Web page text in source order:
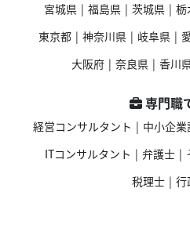
宮城県 | 福島県 | 茨城県 | 栃
東京都 | 神奈川県 | 岐阜県 |
大阪府 | 奈良県 | 香川
専門職
経営コンサルタント | 中小企
ITコンサルタント | 弁護士 |
税理士 | 行